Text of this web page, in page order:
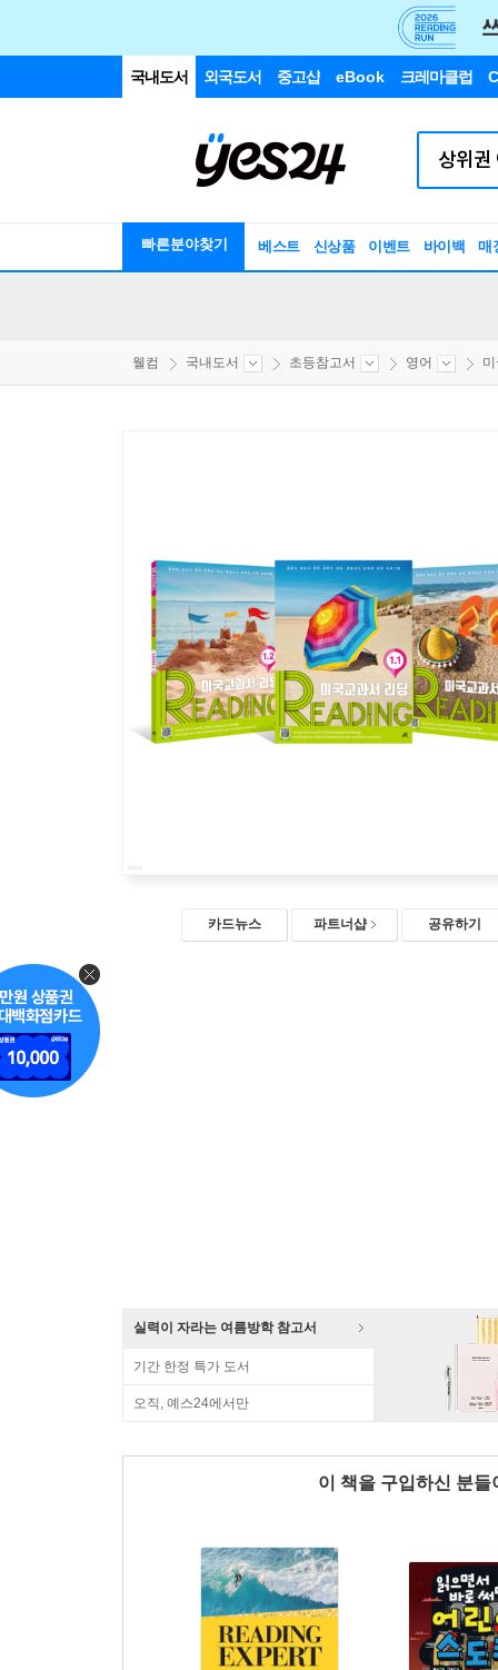
국내도서 외국도서 중고샵 eBook 크레마클럽
빠른분야찾기 베스트 신상품 이벤트 바이백 매
웰컴 국내도서 초등참고서 영어
카드뉴스 파트너샵 공유하기
실력이 자라는 여름방학 참고서
기간 한정 특가 도서
오직, 예스24에서만
이 책을 구입하신 분